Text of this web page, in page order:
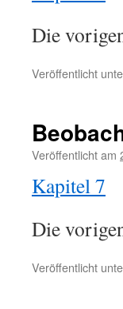
Die
Veröffentlicht
Veröffentlicht am
Kapitel 7
Die
Veröffentlicht